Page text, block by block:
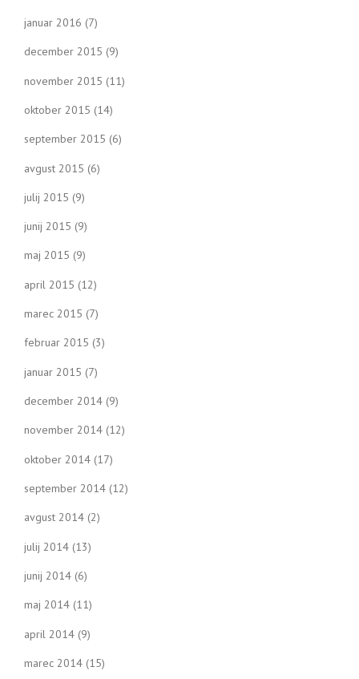
januar 2016 (7)
december 2015 (9)
november 2015 (11)
oktober 2015 (14)
september 2015 (6)
avgust 2015 (6)
julij 2015 (9)
junij 2015 (9)
maj 2015 (9)
april 2015 (12)
marec 2015 (7)
februar 2015 (3)
januar 2015 (7)
december 2014 (9)
november 2014 (12)
oktober 2014 (17)
september 2014 (12)
avgust 2014 (2)
julij 2014 (13)
junij 2014 (6)
maj 2014 (11)
april 2014 (9)
marec 2014 (15)